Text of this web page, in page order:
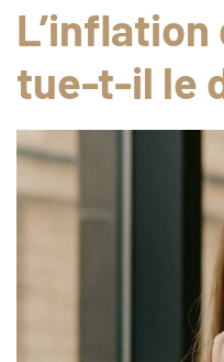
tue-t-il le